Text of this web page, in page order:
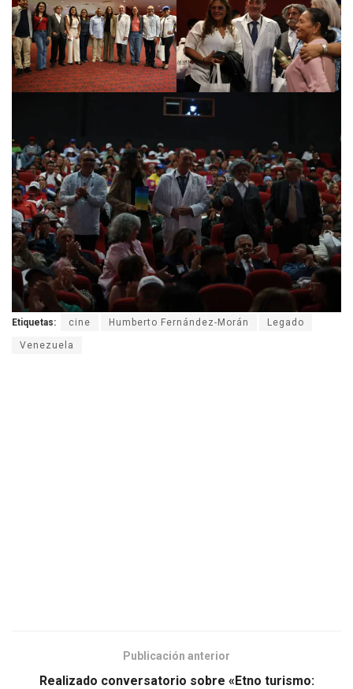
Etiquetas: cine Humberto Fernández-Morán Legado
Venezuela
Publicación anterior
Realizado conversatorio sobre «Etno turismo: